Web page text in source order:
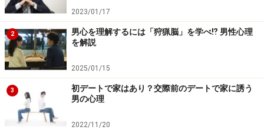
2023/01/17
2
男心を理解するには「狩猟脳」を学べ⁉ 男性心理
を解説
2025/01/15
3
初デートで家はあり？交際前のデートで家に誘う
男の心理
2022/11/20